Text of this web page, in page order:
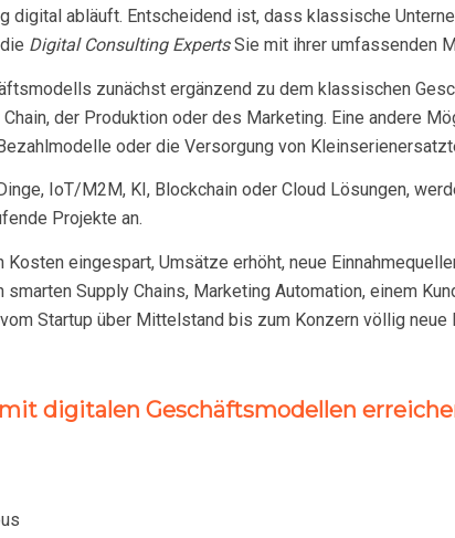
digital abläuft. Entscheidend ist, dass klassische
Digital Consulting ExpertsSie mit ihrer umfassenden
zunächst ergänzend zu dem klassischen
der Produktion oder des Marketing. Eine andere
oder die Versorgung von
IoT/M2M, KI, Blockchain oder Cloud Lösungen,
Projekte an.
eingespart, Umsätze erhöht, neue
Supply Chains, Marketing Automation, einem
Startup über Mittelstand bis zum Konzern völlig
digitalen Geschäftsmodellen